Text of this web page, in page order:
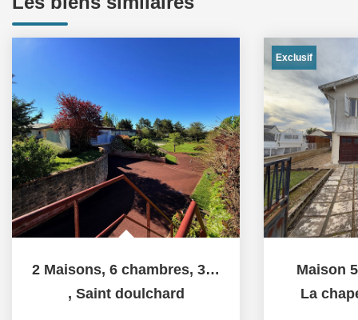
2 Maisons, 6 chambres, 380m2
, Saint doulchard
Exclusif
Maison
La